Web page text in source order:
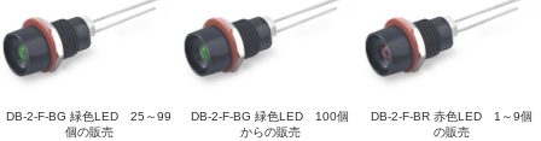
DB-2-F-BG 緑色LED 25～99
個の販売
DB-2-F-BG 緑色LED 100個
からの販売
DB-2-F-BR 赤色LED 1～9個
の販売